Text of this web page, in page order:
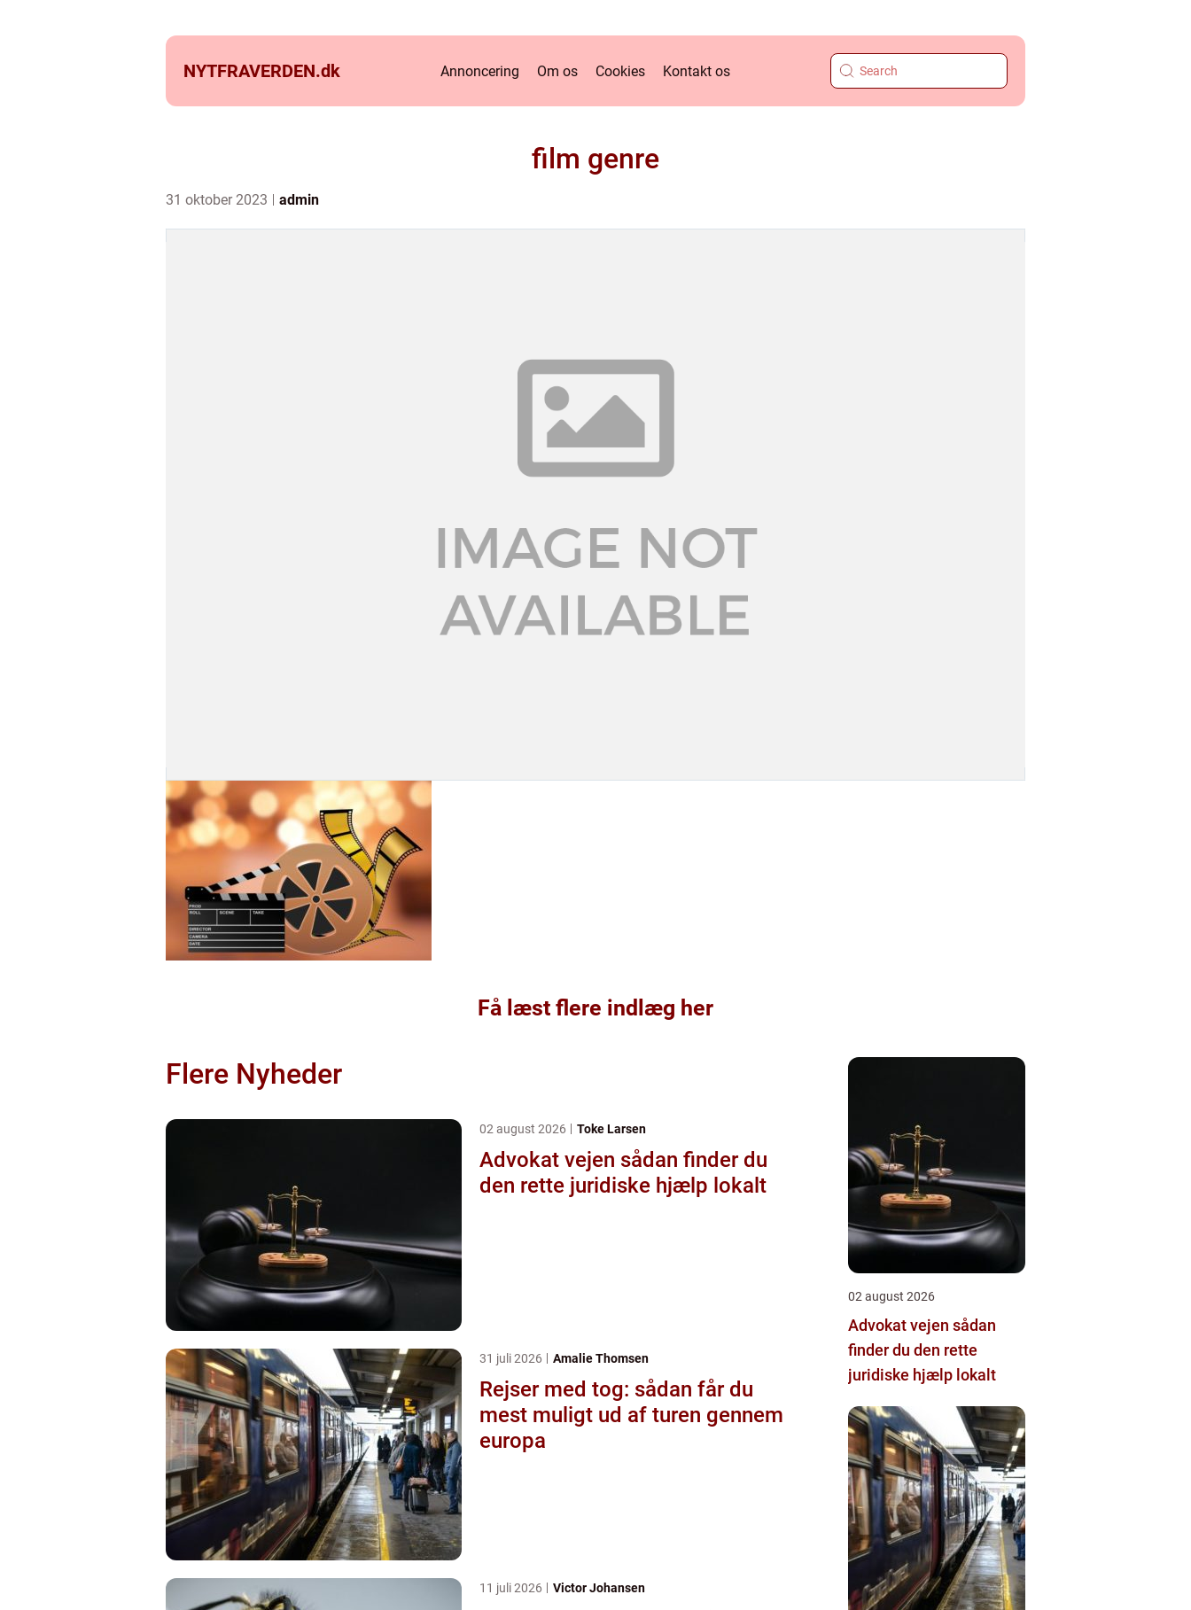
NYTFRAVERDEN.dk Annoncering Om os Cookies Kontakt os
film genre
31 oktober 2023 admin
Få læst flere indlæg her
Flere Nyheder
02 august 2026 Toke Larsen
Advokat vejen sådan finder du
den rette juridiske hjælp lokalt
31 juli 2026 Amalie Thomsen
Rejser med tog: sådan får du
mest muligt ud af turen gennem
europa
11 juli 2026 Victor Johansen
02 august 2026
Advokat vejen sådan
finder du den rette
juridiske hjælp lokalt